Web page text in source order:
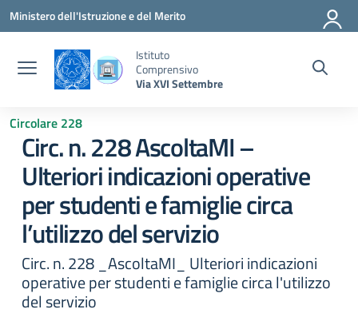
Vai ai contenuti
Vai al menu di navigazione
Vai al footer
Ministero dell'Istruzione e del Merito
Istituto
Comprensivo
Via XVI Settembre
Circolare 228
Circ. n. 228 AscoltaMI –
Ulteriori indicazioni operative
per studenti e famiglie circa
l’utilizzo del servizio
Circ. n. 228 _AscoltaMI_ Ulteriori indicazioni
operative per studenti e famiglie circa l'utilizzo
del servizio